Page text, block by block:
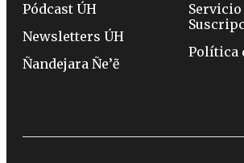
Pódcast ÚH
Newsletters ÚH
Ñandejara Ñe’ẽ
Servicio
Política